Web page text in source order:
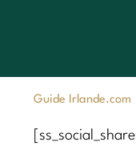
Guide Irlande.com
[ss_social_share]